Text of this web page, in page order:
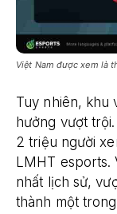
Việt Nam được xem là
Tuy nhiên, khu
hưởng vượt
2 triệu người
LMHT esports.
nhất lịch sử,
thành một